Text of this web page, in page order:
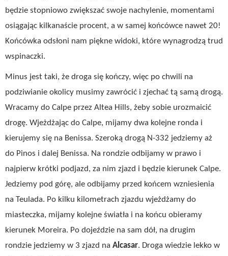
będzie stopniowo zwiększać swoje nachylenie, momentami
osiągając kilkanaście procent, a w samej końcówce nawet 20!
Końcówka odsłoni nam piękne widoki, które wynagrodzą trud
wspinaczki.
Minus jest taki, że droga się kończy, więc po chwili na
podziwianie okolicy musimy zawrócić i zjechać tą samą drogą.
Wracamy do Calpe przez Altea Hills, żeby sobie urozmaicić
drogę. Wjeżdżając do Calpe, mijamy dwa kolejne ronda i
kierujemy się na Benissa. Szeroką drogą N-332 jedziemy aż
do Pinos i dalej Benissa. Na rondzie odbijamy w prawo i
najpierw krótki podjazd, za nim zjazd i będzie kierunek Calpe.
Jedziemy pod górę, ale odbijamy przed końcem wzniesienia
na Teulada. Po kilku kilometrach zjazdu wjeżdżamy do
miasteczka, mijamy kolejne światła i na końcu obieramy
kierunek Moreira. Po dojeździe na sam dół, na drugim
rondzie jedziemy w 3 zjazd na Alcasar. Droga wiedzie lekko w